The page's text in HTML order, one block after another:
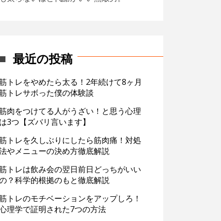
最近の投稿
トレをやめたら太る！2年続けて8ヶ月
トレサボった僕の体験談
肉をつけてる人がうざい！と思う心理
は3つ【ズバリ言います】
トレを久しぶりにしたら筋肉痛！対処
やメニューの決め方徹底解説
トレは飲み会の翌日前日どっちがいい
？科学的根拠のもと徹底解説
トレのモチベーションをアップしろ！
理学で証明された7つの方法